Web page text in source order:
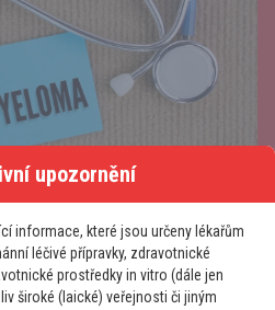
přežití, personalizace léčby a
upozornění
informace, které jsou určeny lékařům
léčivé přípravky, zdravotnické
prostředky in vitro (dále jen
široké (laické) veřejnosti či jiným